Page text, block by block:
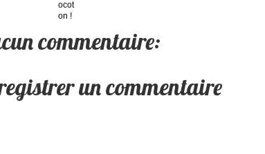
commentaire:
un commentaire